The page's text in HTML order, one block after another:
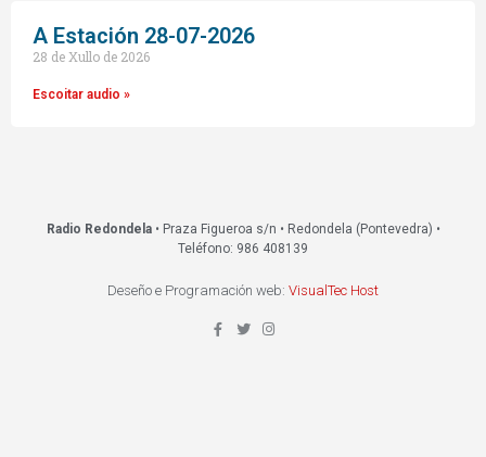
A Estación 28-07-2026
28 de Xullo de 2026
Escoitar audio »
Radio Redondela• Praza Figueroa s/n • Redondela (Pontevedra) •
Teléfono: 986 408139
Deseño e Programación web: VisualTec Host